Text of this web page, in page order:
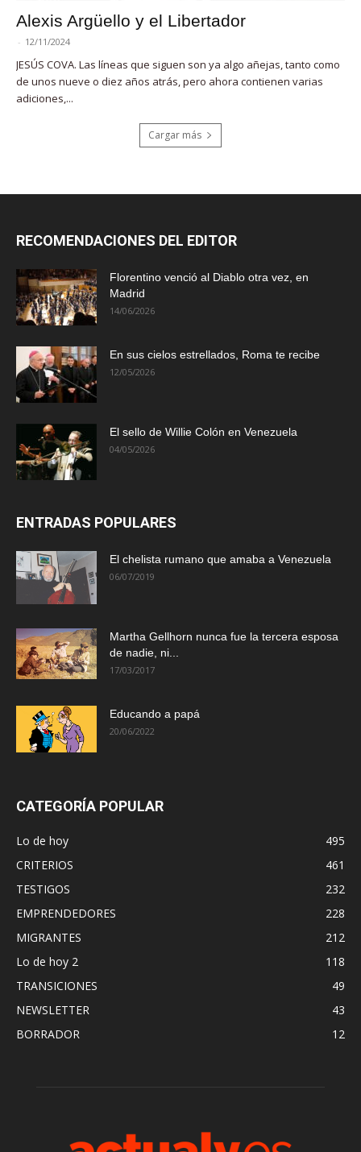
Alexis Argüello y el Libertador
- 12/11/2024
JESÚS COVA. Las líneas que siguen son ya algo añejas, tanto como
de unos nueve o diez años atrás, pero ahora contienen varias
adiciones,...
Cargar más
RECOMENDACIONES DEL EDITOR
Florentino venció al Diablo otra vez, en
Madrid
14/06/2026
En sus cielos estrellados, Roma te recibe
12/05/2026
El sello de Willie Colón en Venezuela
04/05/2026
ENTRADAS POPULARES
El chelista rumano que amaba a Venezuela
06/07/2019
Martha Gellhorn nunca fue la tercera esposa
de nadie, ni...
17/03/2017
Educando a papá
20/06/2022
CATEGORÍA POPULAR
Lo de hoy
495
CRITERIOS
461
TESTIGOS
232
EMPRENDEDORES
228
MIGRANTES
212
Lo de hoy 2
118
TRANSICIONES
49
NEWSLETTER
43
BORRADOR
12